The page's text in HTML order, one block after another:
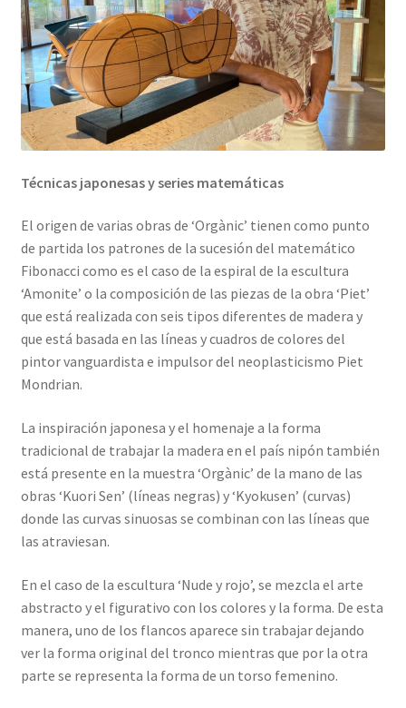
Técnicas japonesas y series matemáticas
El origen de varias obras de ‘Orgànic’ tienen como punto
de partida los patrones de la sucesión del matemático
Fibonacci como es el caso de la espiral de la escultura
‘Amonite’ o la composición de las piezas de la obra ‘Piet’
que está realizada con seis tipos diferentes de madera y
que está basada en las líneas y cuadros de colores del
pintor vanguardista e impulsor del neoplasticismo Piet
Mondrian.
La inspiración japonesa y el homenaje a la forma
tradicional de trabajar la madera en el país nipón también
está presente en la muestra ‘Orgànic’ de la mano de las
obras ‘Kuori Sen’ (líneas negras) y ‘Kyokusen’ (curvas)
donde las curvas sinuosas se combinan con las líneas que
las atraviesan.
En el caso de la escultura ‘Nude y rojo’, se mezcla el arte
abstracto y el figurativo con los colores y la forma. De esta
manera, uno de los flancos aparece sin trabajar dejando
ver la forma original del tronco mientras que por la otra
parte se representa la forma de un torso femenino.